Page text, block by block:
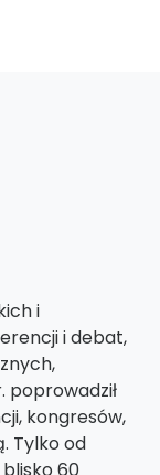
i
i debat,
poprowadził
kongresów,
Tylko od